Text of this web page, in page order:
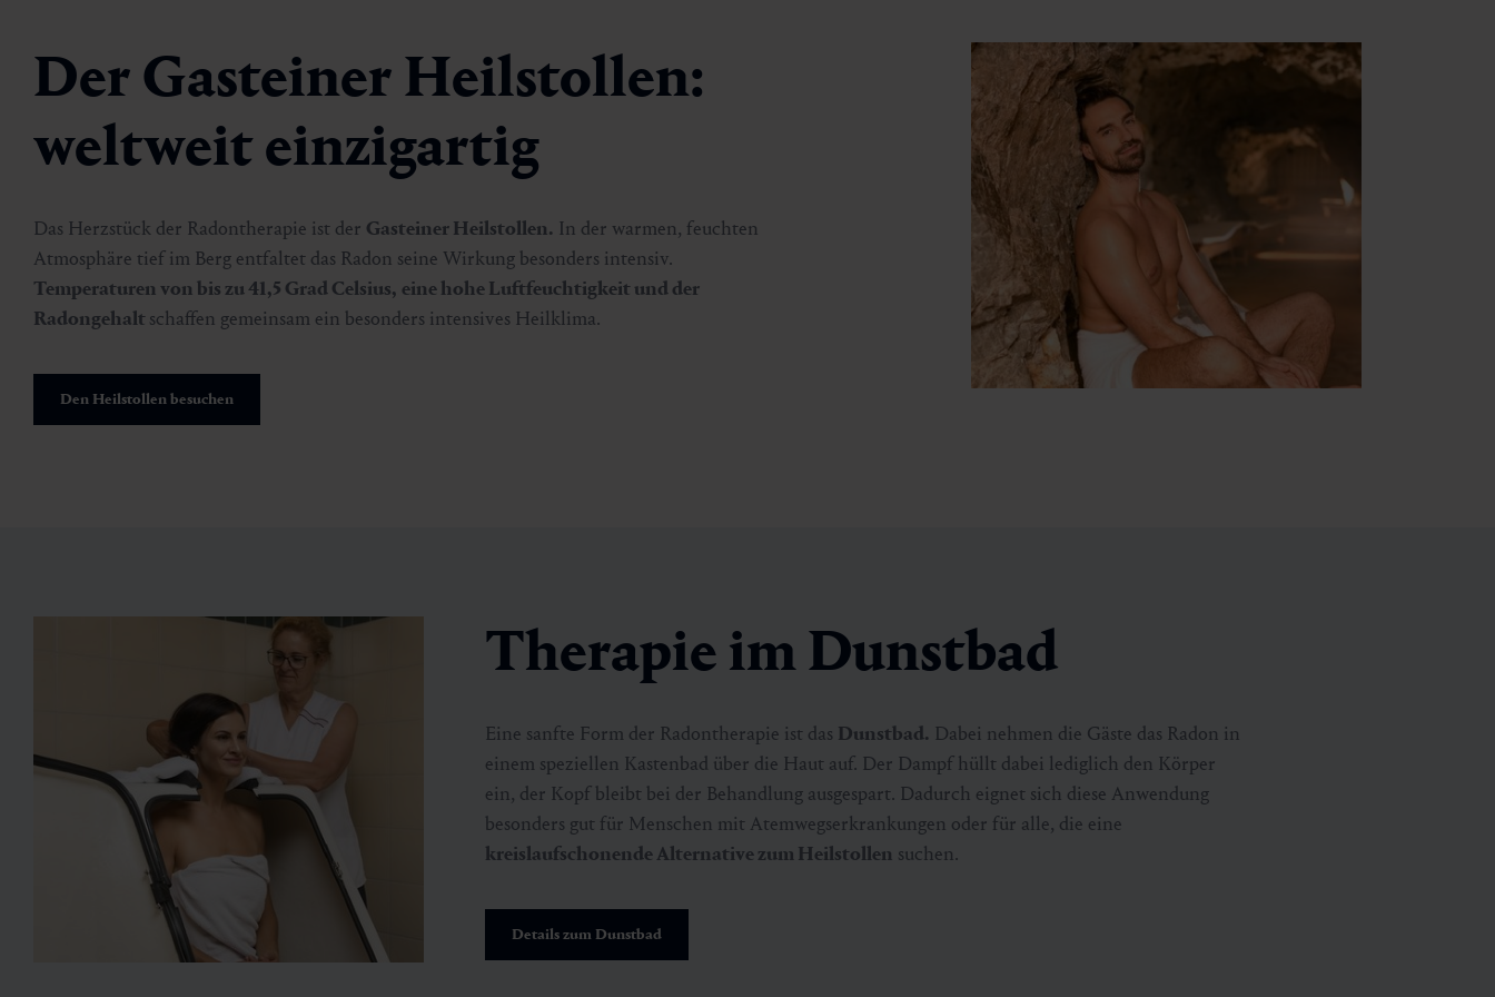
Der Gasteiner Heilstollen:
weltweit einzigartig
Das Herzstück der Radontherapie ist der Gasteiner Heilstollen. In der warmen, feuchten
Atmosphäre tief im Berg entfaltet das Radon seine Wirkung besonders intensiv.
Temperaturen von bis zu 41,5 Grad Celsius, eine hohe Luftfeuchtigkeit und der
Radongehaltschaffen gemeinsam ein besonders intensives Heilklima.
Den Heilstollen besuchen
Therapie im Dunstbad
Eine sanfte Form der Radontherapie ist das Dunstbad. Dabei nehmen die Gäste das Radon in
einem speziellen Kastenbad über die Haut auf. Der Dampf hüllt dabei lediglich den Körper
ein, der Kopf bleibt bei der Behandlung ausgespart. Dadurch eignet sich diese Anwendung
besonders gut für Menschen mit Atemwegserkrankungen oder für alle, die eine
kreislaufschonende Alternative zum Heilstollen suchen.
Details zum Dunstbad